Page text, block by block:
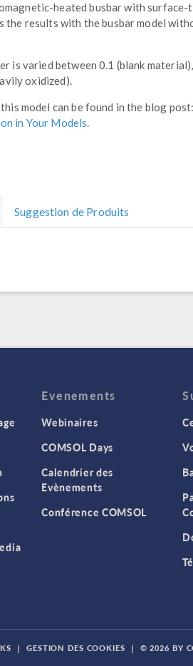
heated busbar with surface-
the results with the busbar model
is varied between 0.1 (blank
oxidized).
model can be found in the blog post:
in Your Models.
Suggestion de Produits
Evenements
Webinaires
COMSOL Days
Calendrier des
Evènements
Conférence COMSOL
| GESTION DES COOKIES | © 2026 BY